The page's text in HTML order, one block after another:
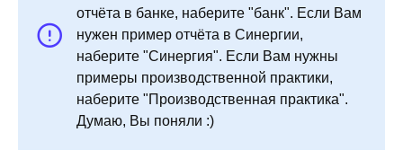
отчёта в банке, наберите "банк". Если Вам
нужен пример отчёта в Синергии,
наберите "Синергия". Если Вам нужны
примеры производственной практики,
наберите "Производственная практика".
Думаю, Вы поняли :)